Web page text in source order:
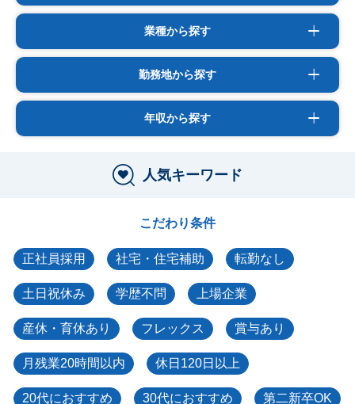
業種から探す
勤務地から探す
年収から探す
人気キーワード
こだわり条件
正社員採用 社宅・住宅補助 転勤なし
土日祝休み 学歴不問 上場企業
産休・育休あり フレックス 賞与あり
月残業20時間以内 休日120日以上
20代におすすめ 30代におすすめ 第二新卒OK